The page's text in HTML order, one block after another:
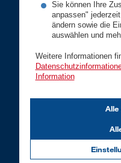
Sie können Ihre
anpassen"
ändern sowie die
auswählen und
Weitere Informationen
Information
Alle